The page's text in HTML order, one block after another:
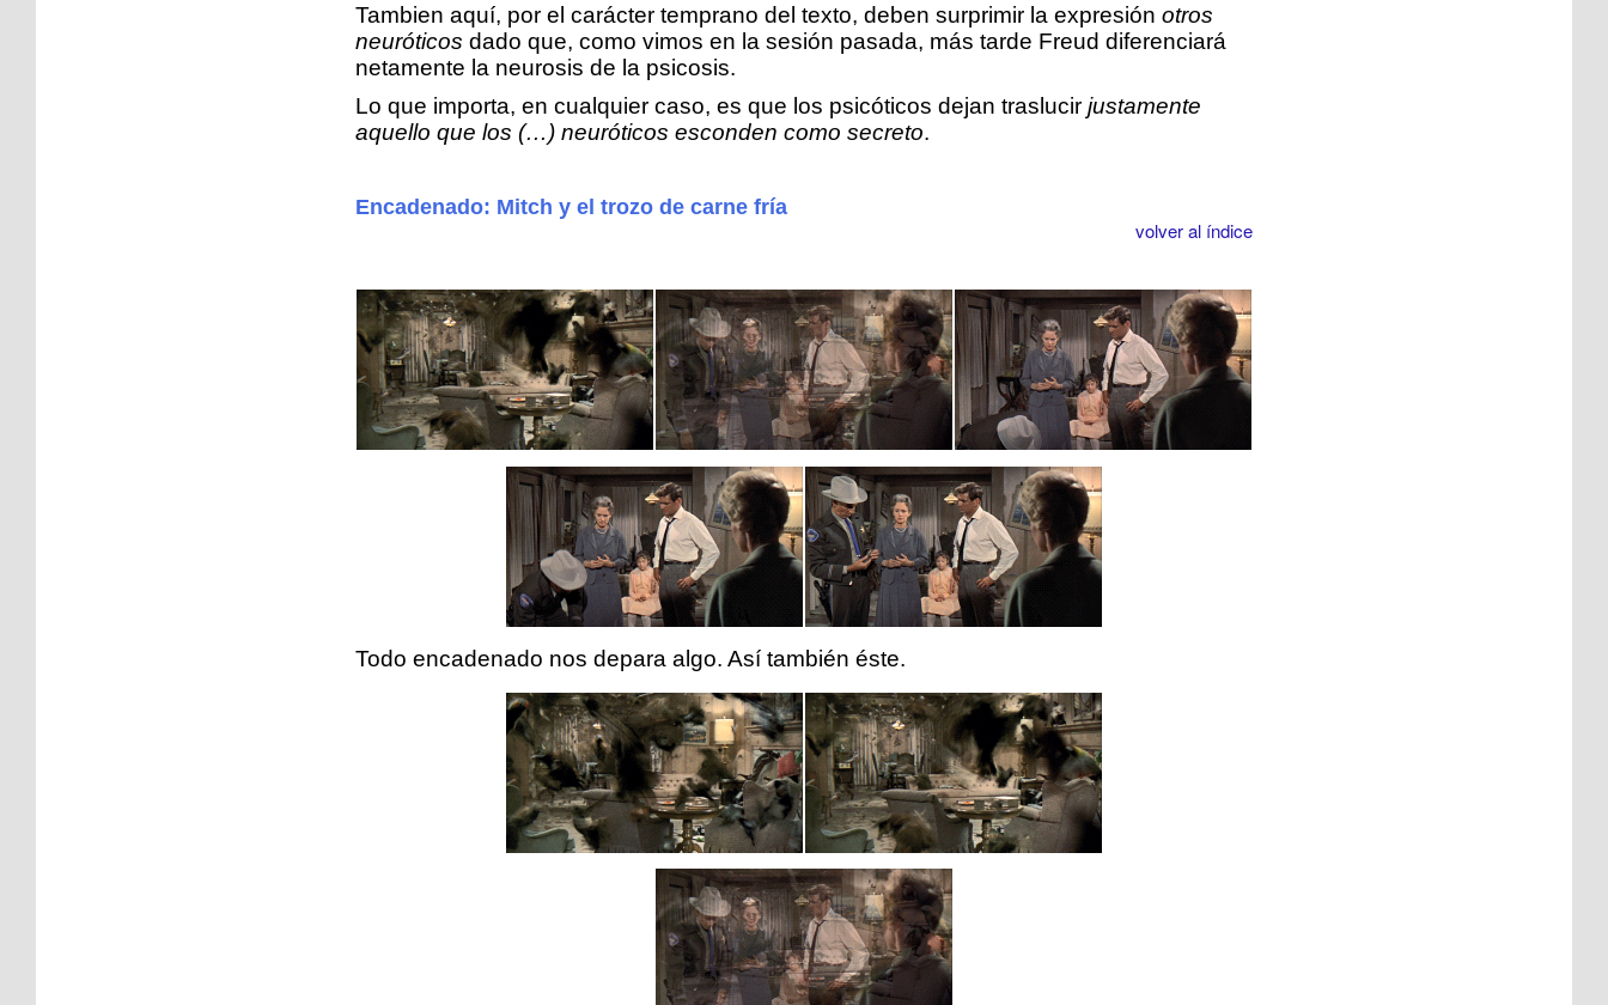
Tambien aquí, por el carácter temprano del texto, deben surprimir la expresión otros
neuróticos dado que, como vimos en la sesión pasada, más tarde Freud diferenciará
netamente la neurosis de la psicosis.
Lo que importa, en cualquier caso, es que los psicóticos dejan traslucir justamente
aquello que los (…) neuróticos esconden como secreto.
Encadenado: Mitch y el trozo de carne fría
volver al índice
Todo encadenado nos depara algo. Así también éste.